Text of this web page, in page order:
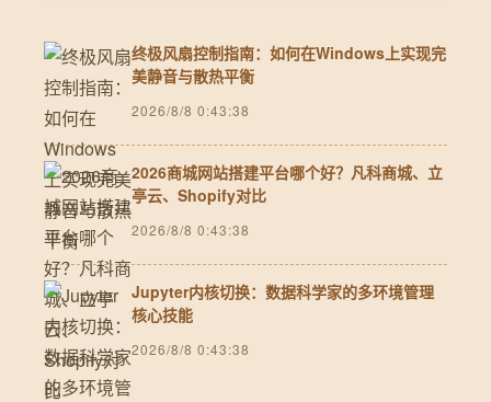
终极风扇控制指南：如何在Windows上实现完
美静音与散热平衡
2026/8/8 0:43:38
2026商城网站搭建平台哪个好？凡科商城、立
亭云、Shopify对比
2026/8/8 0:43:38
Jupyter内核切换：数据科学家的多环境管理
核心技能
2026/8/8 0:43:38